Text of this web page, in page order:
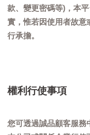
款、變更密碼等)，本
實，惟若因使用者故意
行承擔。
權利行使事項
您可透過誠品顧客服務